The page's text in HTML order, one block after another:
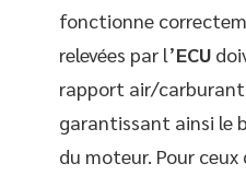
fonctionne
relevées par l’ECU
rapport air/
garantissant ainsi le
du moteur. Pour